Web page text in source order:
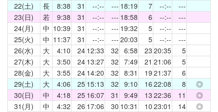
22(土)
長 8:38 31 --:-- --- 18:19 7 --:-- ---
23(日)
若 9:38 31 --:-- --- 18:58 6 --:-- ---
24(月)
中 10:39 31 --:-- --- 19:32 5 --:-- ---
25(火)
中 11:37 31 --:-- --- 20:03 5 --:-- ---
26(水)
大 4:10 24 12:33 32 6:58 23 20:35 5
27(木)
大 3:50 24 13:27 32 7:49 21 21:06 5
28(金)
大 3:55 24 14:20 32 8:31 19 21:37 6
29(土)
大 4:06 25 15:13 32 9:10 16 22:08 8 ◎
30(日)
中 4:18 25 16:07 31 9:49 13 22:36 11 ◎
31(月)
中 4:32 26 17:06 30 10:31 10 23:01 14 ◎